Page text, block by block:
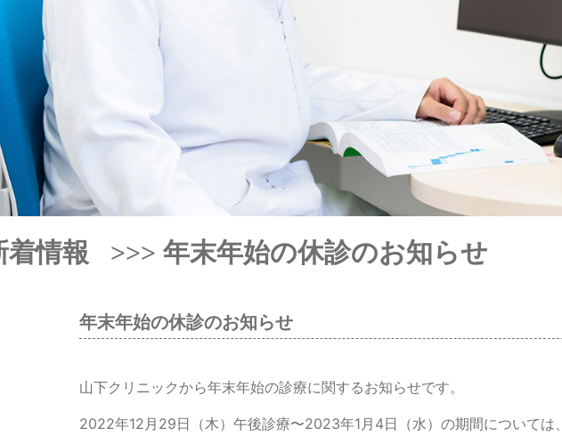
着情報 >>> 年末年始の休診のお知らせ
年末年始の休診のお知らせ
山下クリニックから年末年始の診療に関するお知らせです。
2022年12月29日（木）午後診療〜2023年1月4日（水）の期間については